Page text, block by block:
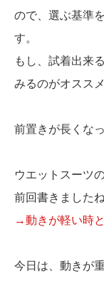
ので、選ぶ基準
す。
もし、試着出来
みるのがオススメ
前置きが長くな
ウエットスーツ
前回書きました
→動きが軽い時
今日は、動きが